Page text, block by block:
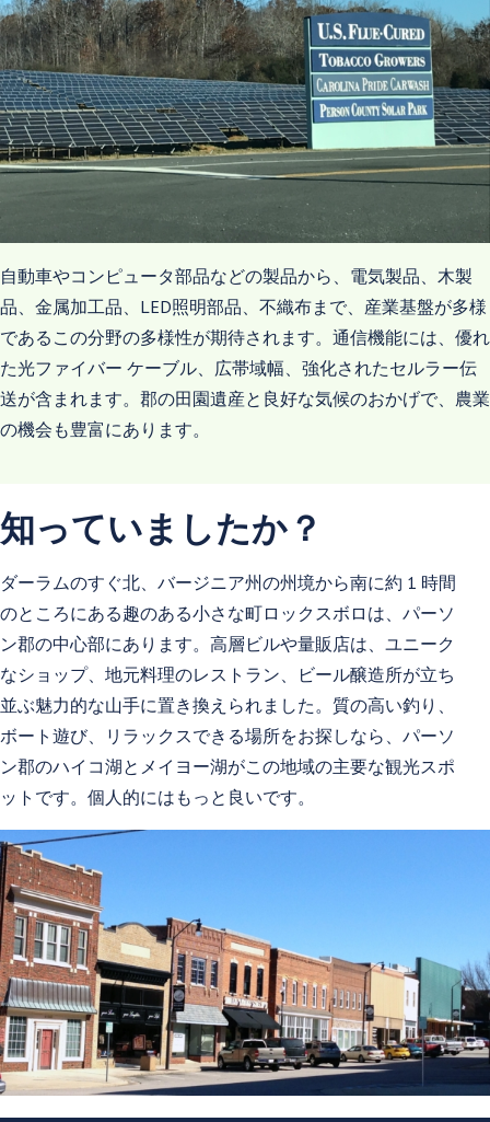
自動車やコンピュータ部品などの製品から、電気製品、木製
品、金属加工品、LED照明部品、不織布まで、産業基盤が多様
であるこの分野の多様性が期待されます。通信機能には、優れ
た光ファイバー ケーブル、広帯域幅、強化されたセルラー伝
送が含まれます。郡の田園遺産と良好な気候のおかげで、農業
の機会も豊富にあります。
知っていましたか？
ダーラムのすぐ北、バージニア州の州境から南に約 1 時間
のところにある趣のある小さな町ロックスボロは、パーソ
ン郡の中心部にあります。高層ビルや量販店は、ユニーク
なショップ、地元料理のレストラン、ビール醸造所が立ち
並ぶ魅力的な山手に置き換えられました。質の高い釣り、
ボート遊び、リラックスできる場所をお探しなら、パーソ
ン郡のハイコ湖とメイヨー湖がこの地域の主要な観光スポ
ットです。個人的にはもっと良いです。